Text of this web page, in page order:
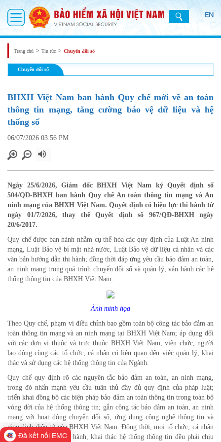
EN
Trang chủ > Tin tức > Chuyển đổi số
Chuyển đổi số
BHXH Việt Nam ban hành Quy chế mới về an toàn
thông tin mạng, tăng cường bảo vệ dữ liệu và hệ
thống số
06/07/2026 03:56 PM
Ngày 25/6/2026, Giám đốc BHXH Việt Nam ký Quyết định số
504/QĐ-BHXH ban hành Quy chế An toàn thông tin mạng và An
ninh mạng của BHXH Việt Nam. Quyết định có hiệu lực thi hành từ
ngày 01/7/2026, thay thế Quyết định số 967/QĐ-BHXH ngày
20/6/2017.
Quy chế được ban hành nhằm cụ thể hóa các quy định của Luật An ninh
mạng, Luật Bảo vệ bí mật nhà nước, Luật Bảo vệ dữ liệu cá nhân và các
văn bản hướng dẫn thi hành; đồng thời đáp ứng yêu cầu bảo đảm an toàn,
an ninh mạng trong quá trình chuyển đổi số và quản lý, vận hành các hệ
thống thông tin của BHXH Việt Nam.
Ảnh minh họa
Theo Quy chế, phạm vi điều chỉnh bao gồm toàn bộ công tác bảo đảm an
toàn thông tin mạng và an ninh mạng tại BHXH Việt Nam; áp dụng đối
với các đơn vị thuộc và trực thuộc BHXH Việt Nam, viên chức, người
lao động cùng các tổ chức, cá nhân có liên quan đến việc quản lý, khai
thác và sử dụng các hệ thống thông tin của Ngành.
Quy chế quy định rõ các nguyên tắc bảo đảm an toàn, an ninh mạng,
trong đó nhấn mạnh yêu cầu tuân thủ đầy đủ quy định của pháp luật;
triển khai đồng bộ các biện pháp bảo đảm an toàn thông tin trong toàn bộ
vòng đời của hệ thống thông tin; gắn công tác bảo đảm an toàn, an ninh
mạng với hoạt động chuyển đổi số, ứng dụng công nghệ thông tin và
giao dịch điện tử của BHXH Việt Nam. Đồng thời, mọi tổ chức, cá nhân
tham gia quản lý, vận hành, khai thác hệ thống thông tin đều phải chịu
Đã kết nối EMC